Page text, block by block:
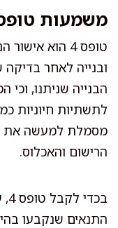
משמעות טופס 4 ומהותו
טופס 4 הוא
ובנייה לאחר
הבנייה שניתנו,
לתשתיות חיוניות
מסמלת למעשה את
הרישום והאכלוס.
התנאים שנקבעו